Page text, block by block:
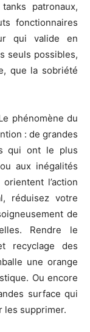
patronaux,
fonctionnaires
qui valide en
seuls possibles,
que la sobriété
phénomène du
: de grandes
qui ont le plus
aux inégalités
l’action
réduisez votre
de
Rendre le
recyclage des
une orange
Ou encore
surface qui
les supprimer.